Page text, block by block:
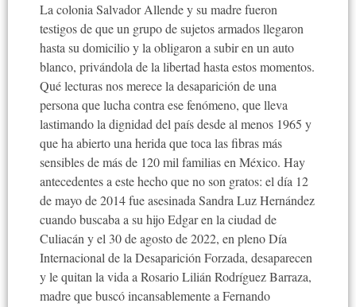
La colonia Salvador Allende y su madre fueron
testigos de que un grupo de sujetos armados llegaron
hasta su domicilio y la obligaron a subir en un auto
blanco, privándola de la libertad hasta estos momentos.
Qué lecturas nos merece la desaparición de una
persona que lucha contra ese fenómeno, que lleva
lastimando la dignidad del país desde al menos 1965 y
que ha abierto una herida que toca las fibras más
sensibles de más de 120 mil familias en México. Hay
antecedentes a este hecho que no son gratos: el día 12
de mayo de 2014 fue asesinada Sandra Luz Hernández
cuando buscaba a su hijo Edgar en la ciudad de
Culiacán y el 30 de agosto de 2022, en pleno Día
Internacional de la Desaparición Forzada, desaparecen
y le quitan la vida a Rosario Lilián Rodríguez Barraza,
madre que buscó incansablemente a Fernando